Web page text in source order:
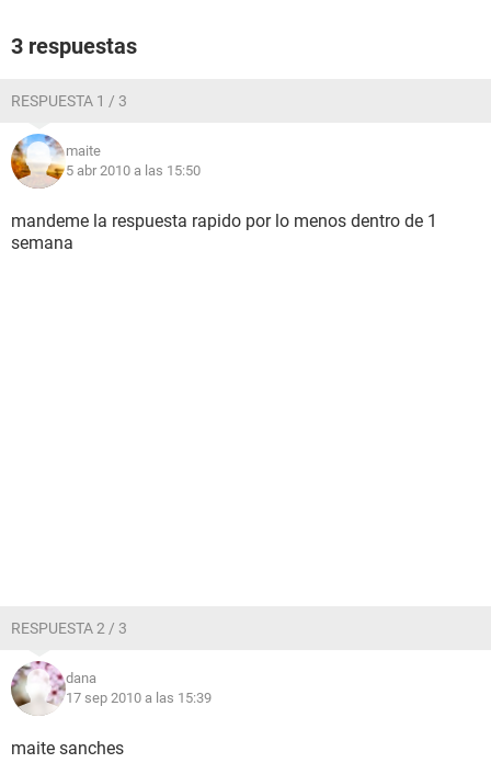
3 respuestas
RESPUESTA 1 / 3
maite
5 abr 2010 a las 15:50
mandeme la respuesta rapido por lo menos dentro de 1
semana
RESPUESTA 2 / 3
dana
17 sep 2010 a las 15:39
maite sanches